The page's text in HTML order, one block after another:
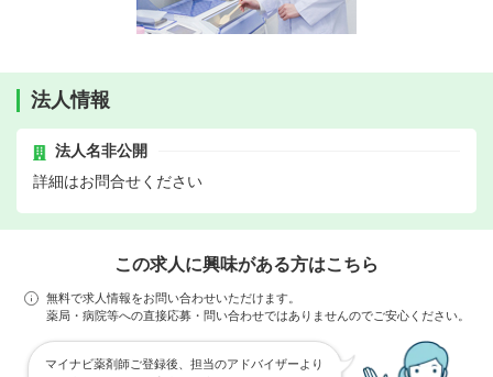
法人情報
法人名非公開
詳細はお問合せください
この求人に興味がある方はこちら
無料で求人情報をお問い合わせいただけます。
薬局・病院等への直接応募・問い合わせではありませんのでご安心ください。
マイナビ薬剤師ご登録後、担当のアドバイザーより